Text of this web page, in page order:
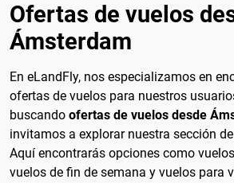
Ofertas de vuelos
Ámsterdam
En eLandFly, nos especializamos en
ofertas de vuelos para nuestros
buscando ofertas de vuelos desde
invitamos a explorar nuestra sección
Aquí encontrarás opciones como
vuelos de fin de semana y vuelos para